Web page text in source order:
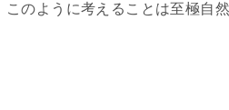
このように考えることは至極自